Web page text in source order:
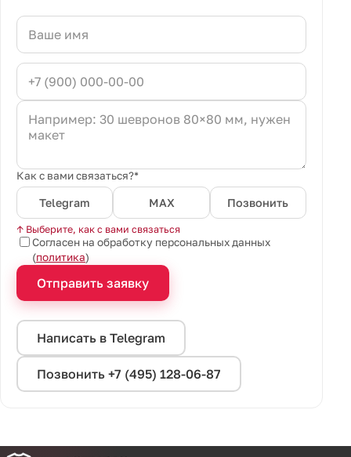
Как с вами связаться?*
Telegram MAX Позвонить
↑ Выберите, как с вами связаться
Согласен на обработку персональных данных
(политика)
Отправить заявку
Написать в Telegram
Позвонить +7 (495) 128-06-87